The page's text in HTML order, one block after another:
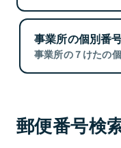
事業所の個別番
事業所の７けたの
郵便番号検